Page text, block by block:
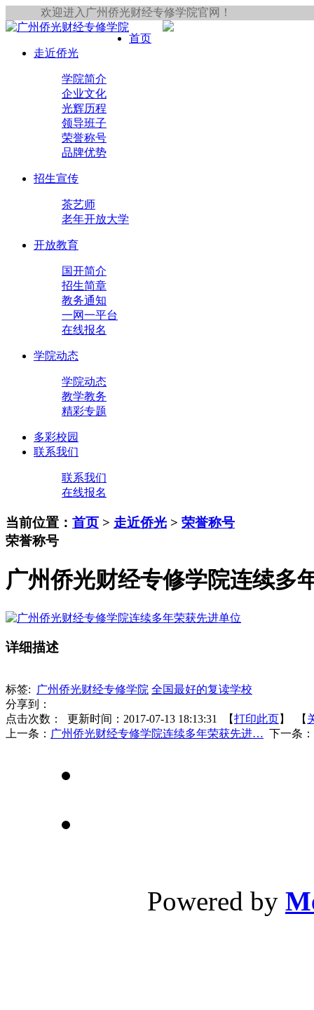
欢迎进入广州侨光财经专修学院官网！
首页
走近侨光
学院简介
企业文化
光辉历程
领导班子
荣誉称号
品牌优势
招生宣传
茶艺师
老年开放大学
开放教育
国开简介
招生简章
教务通知
一网一平台
在线报名
学院动态
学院动态
教学教务
精彩专题
多彩校园
联系我们
联系我们
在线报名
当前位置： 首页 > 走近侨光 > 荣誉称号
荣誉称号
广州侨光财经专修学院连续多
详细描述
标签: 广州侨光财经专修学院 全国最好的复读学校
分享到：
点击次数：
更新时间：2017-07-13 18:13:31 【打印此页】 【
上一条： 广州侨光财经专修学院连续多年荣获先进… 下一条：
Powered by